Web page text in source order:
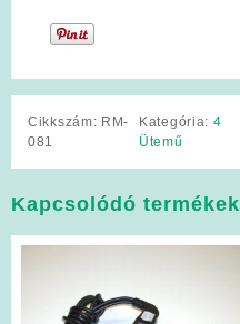
Cikkszám: RM-
081
Kategória: 4
Ütemű
Kapcsolódó termékek